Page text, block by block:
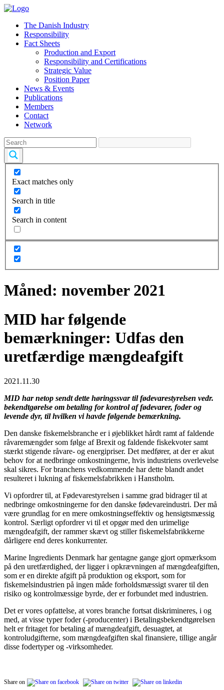
The Danish Industry
Responsibility
Fact Sheets
Production and Export
Responsibility and Certifications
Strategic Value
Position Paper
News & Events
Publications
Members
Contact
Network
Exact matches only
Search in title
Search in content
Måned: november 2021
MID har følgende
bemærkninger: Udfas den
uretfærdige mængdeafgift
2021.11.30
MID har netop sendt dette høringssvar til fødevarestyrelsen vedr.
bekendtgørelse om betaling for kontrol af fødevarer, foder og
levende dyr, til hvilken vi havde følgende bemærkning.
Den danske fiskemelsbranche er i øjeblikket hårdt ramt af faldende
råvaremængder som følge af Brexit og faldende fiskekvoter samt
stærkt stigende råvare- og energipriser. Det medfører, at der er akut
behov for at nedbringe omkostningerne, hvis industriens overlevelse
skal sikres. For branchens vedkommende har dette blandt andet
resulteret i lukning af fiskemelsfabrikken i Hanstholm.
Vi opfordrer til, at Fødevarestyrelsen i samme grad bidrager til at
nedbringe omkostningerne for den danske fødevareindustri. Der må
være grundlag for en mere omkostningseffektiv og hensigtsmæssig
kontrol. Særligt opfordrer vi til et opgør med den urimelige
mængdeafgift, der rammer skævt og stiller fiskemelsfabrikkerne
dårligere end deres konkurrenter.
Marine Ingredients Denmark har gentagne gange gjort opmærksom
på den uretfærdighed, der ligger i opkrævningen af mængdeafgiften,
som er en direkte afgift på produktion og eksport, som for
fiskemelsindustrien på ingen måde forholdsmæssigt svarer til den
risiko og kontrolmæssige byrde, der er forbundet med industrien.
Det er vores opfattelse, at vores branche fortsat diskrimineres, i og
med, at visse typer foder (-producenter) i Betalingsbekendtgørelsen
helt er fritaget for betaling af mængdeafgift, desuagtet, at
kontroludgifterne, som mængdeafgiften skal finansiere, tillige angår
disse fodertyper og -virksomheder.
Share on